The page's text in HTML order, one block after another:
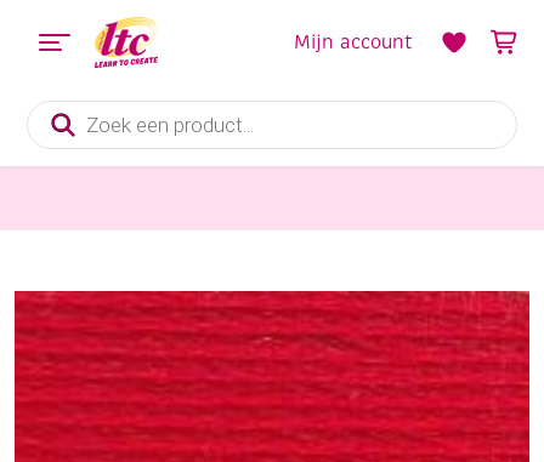
Producten
zoeken
Mijn account